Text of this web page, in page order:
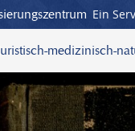
Ein
medizinisch-